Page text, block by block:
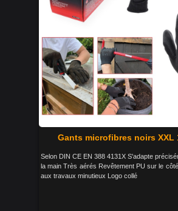
Gants microfibres noirs XXL
Selon DIN CE EN 388 4131X S'adapte
la main Très aérés Revêtement PU sur le
aux travaux minutieux Logo collé